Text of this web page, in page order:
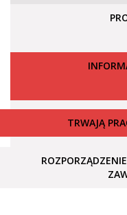
TRWAJĄ